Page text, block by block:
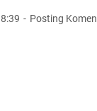
Posting